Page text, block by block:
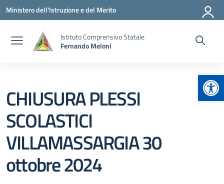
Vai ai contenuti
Vai al menu di navigazione
Vai al footer
Ministero dell'Istruzione e del Merito
Istituto Comprensivo Statale
Fernando Meloni
CHIUSURA PLESSI
SCOLASTICI
VILLAMASSARGIA 30
ottobre 2024